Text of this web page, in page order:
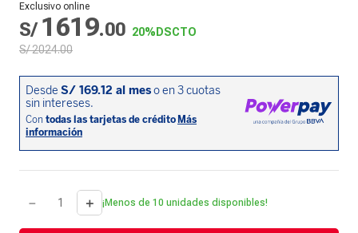
Exclusivo online
S/ 1619.00 20% DSCTO
S/2024.00
＋
－ ¡Menos de 10 unidades disponibles!